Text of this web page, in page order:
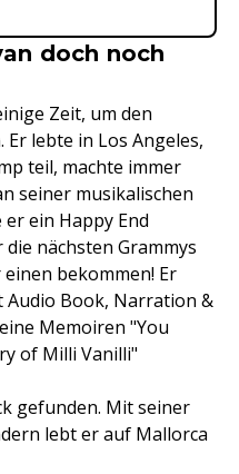
doch noch
Zeit, um den
Er lebte in Los Angeles,
teil, machte immer
seiner musikalischen
ein Happy End
nächsten Grammys
bekommen! Er
Audio Book, Narration &
Memoiren "You
of Milli Vanilli"
gefunden. Mit seiner
lebt er auf Mallorca